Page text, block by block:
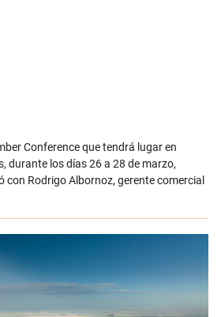
Conference que tendrá lugar en
durante los días 26 a 28 de marzo,
con Rodrigo Albornoz, gerente comercial